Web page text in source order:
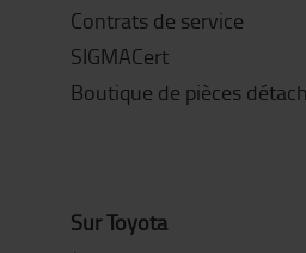
Contrats de service
SIGMACert
Boutique de pièces
Sur Toyota